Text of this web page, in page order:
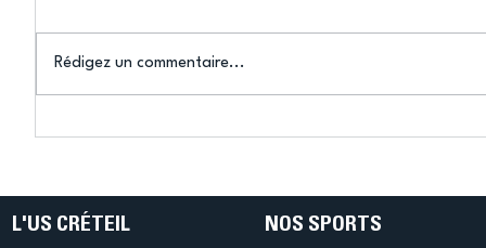
Rédigez un commentaire...
L'US CRÉTEIL NOS SPORTS